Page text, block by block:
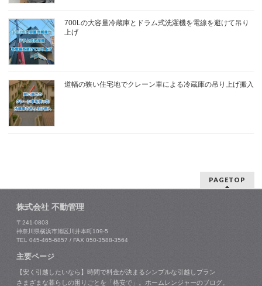
700Lの大容量冷蔵庫とドラム式洗濯機を電線を避けて吊り
上げ
道幅の狭い住宅地でクレーン車による冷蔵庫の吊り上げ搬入
PAGETOP
株式会社 不動管理
〒241-0803
神奈川県横浜市旭区川井本町109-5
TEL 045-465-6857 / FAX 050-3588-3564
主要ページ
【安く引越したいなら】時間で料金が決まるシンプルな引越しプラン
さまざまな暮らしの困りごとを「格安で」。ホームレンジャーのブログ。